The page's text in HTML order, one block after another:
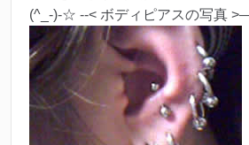
(^_-)-☆ --< ボディピアスの写